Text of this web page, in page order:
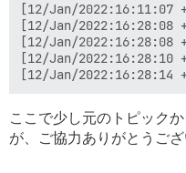
[12/Jan/
[12/Jan/
[12/Jan/
[12/Jan/
ここで少し元のトピック
が、ご協力ありがとうご